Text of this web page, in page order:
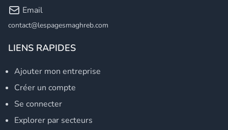
Email
contact@lespagesmaghreb.com
LIENS RAPIDES
Ajouter mon entreprise
Créer un compte
Se connecter
Explorer par secteurs